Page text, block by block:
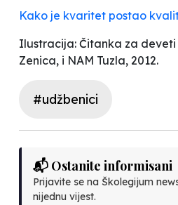
Kako je kvaritet postao
Ilustracija: Čitanka za
Zenica, i NAM Tuzla, 2012.
#udžbenici
📬 Ostanite informisani
Prijavite se na Školegijum
nijednu vijest.